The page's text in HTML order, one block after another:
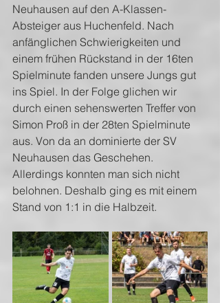
Neuhausen auf den A-Klassen-
Absteiger aus Huchenfeld. Nach
anfänglichen Schwierigkeiten und
einem frühen Rückstand in der 16ten
Spielminute fanden unsere Jungs gut
ins Spiel. In der Folge glichen wir
durch einen sehenswerten Treffer von
Simon Proß in der 28ten Spielminute
aus. Von da an dominierte der SV
Neuhausen das Geschehen.
Allerdings konnten man sich nicht
belohnen. Deshalb ging es mit einem
Stand von 1:1 in die Halbzeit.